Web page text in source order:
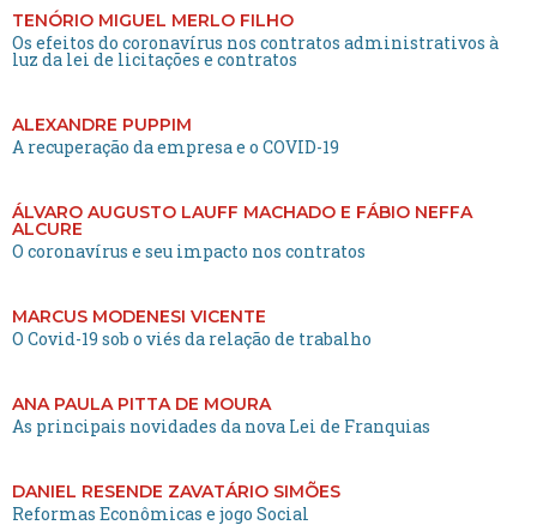
TENÓRIO MIGUEL MERLO FILHO
Os efeitos do coronavírus nos contratos administrativos à
luz da lei de licitações e contratos
ALEXANDRE PUPPIM
A recuperação da empresa e o COVID-19
ÁLVARO AUGUSTO LAUFF MACHADO E FÁBIO NEFFA
ALCURE
O coronavírus e seu impacto nos contratos
MARCUS MODENESI VICENTE
O Covid-19 sob o viés da relação de trabalho
ANA PAULA PITTA DE MOURA
As principais novidades da nova Lei de Franquias
DANIEL RESENDE ZAVATÁRIO SIMÕES
Reformas Econômicas e jogo Social